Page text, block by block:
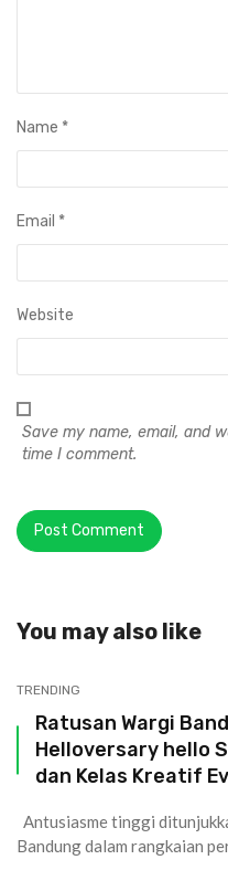
Name *
Email *
Website
Save my name, email, and
time I comment.
You may also like
TRENDING
Ratusan Wargi
Helloversary hello
dan Kelas Kreatif
Antusiasme tinggi
Bandung dalam rangkaian